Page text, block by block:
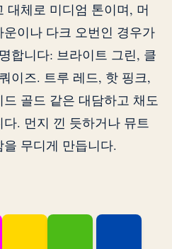
대체로 미디엄 톤이며, 머
이나 다크 오번인 경우가
합니다: 브라이트 그린, 클
이즈. 트루 레드, 핫 핑크,
골드 같은 대담하고 채도
. 먼지 낀 듯하거나 뮤트
무디게 만듭니다.